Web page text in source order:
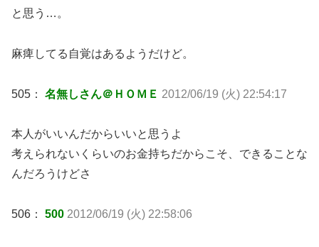
と思う…。
麻痺してる自覚はあるようだけど。
505： 名無しさん＠ＨＯＭＥ 2012/06/19 (火) 22:54:17
本人がいいんだからいいと思うよ
考えられないくらいのお金持ちだからこそ、できることな
んだろうけどさ
506： 500 2012/06/19 (火) 22:58:06